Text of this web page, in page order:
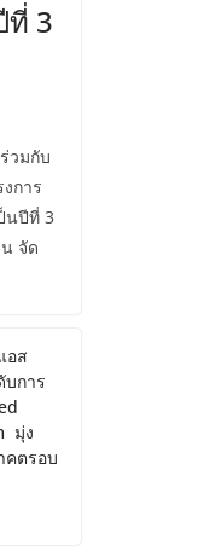
ที่ 3
วมกับ
การ
นปีที่ 3
จัด
อส
บการ
มุ่ง
ตรอบ